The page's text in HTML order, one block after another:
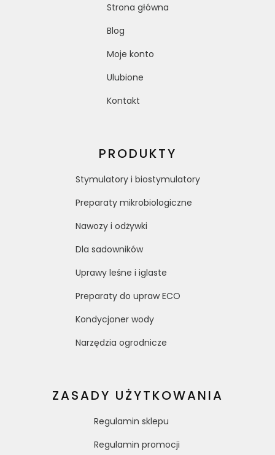
Strona główna
Blog
Moje konto
Ulubione
Kontakt
PRODUKTY
Stymulatory i biostymulatory
Preparaty mikrobiologiczne
Nawozy i odżywki
Dla sadowników
Uprawy leśne i iglaste
Preparaty do upraw ECO
Kondycjoner wody
Narzędzia ogrodnicze
ZASADY UŻYTKOWANIA
Regulamin sklepu
Regulamin promocji